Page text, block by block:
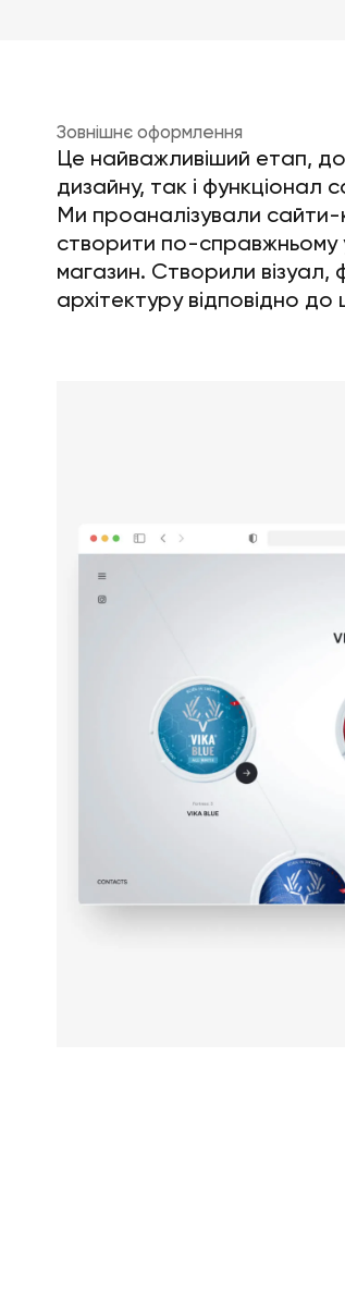
Зовнішнє оформлення
Це найважливіший етап,
дизайну, так і функціонал
Ми проаналізували сайти-
створити по-справжньому
магазин. Створили візуал,
архітектуру відповідно до